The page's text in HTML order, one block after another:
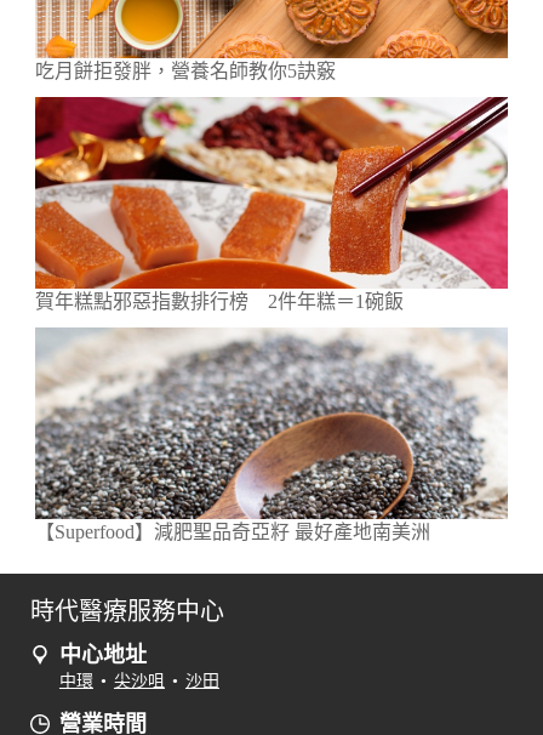
吃月餅拒發胖，營養名師教你5訣竅
賀年糕點邪惡指數排行榜 2件年糕＝1碗飯
【Superfood】減肥聖品奇亞籽 最好產地南美洲
時代醫療服務中心
中心地址
中環 • 尖沙咀 • 沙田
營業時間